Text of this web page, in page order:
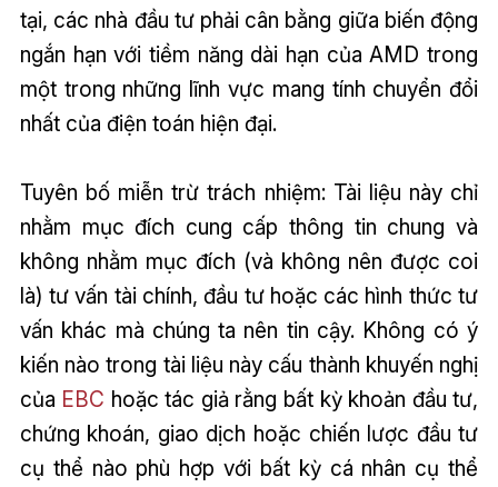
tại, các nhà đầu tư phải cân bằng giữa biến động
ngắn hạn với tiềm năng dài hạn của AMD trong
một trong những lĩnh vực mang tính chuyển đổi
nhất của điện toán hiện đại.
Tuyên bố miễn trừ trách nhiệm: Tài liệu này chỉ
nhằm mục đích cung cấp thông tin chung và
không nhằm mục đích (và không nên được coi
là) tư vấn tài chính, đầu tư hoặc các hình thức tư
vấn khác mà chúng ta nên tin cậy. Không có ý
kiến nào trong tài liệu này cấu thành khuyến nghị
của EBC hoặc tác giả rằng bất kỳ khoản đầu tư,
chứng khoán, giao dịch hoặc chiến lược đầu tư
cụ thể nào phù hợp với bất kỳ cá nhân cụ thể